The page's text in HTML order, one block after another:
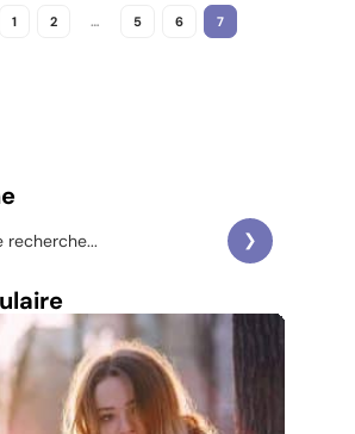
1 2 … 5 6 7